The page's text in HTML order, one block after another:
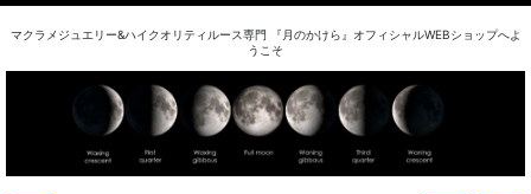
マクラメジュエリー&ハイクオリティルース専門 『月のかけら』オフィシャルWEBショップへよ
うこそ